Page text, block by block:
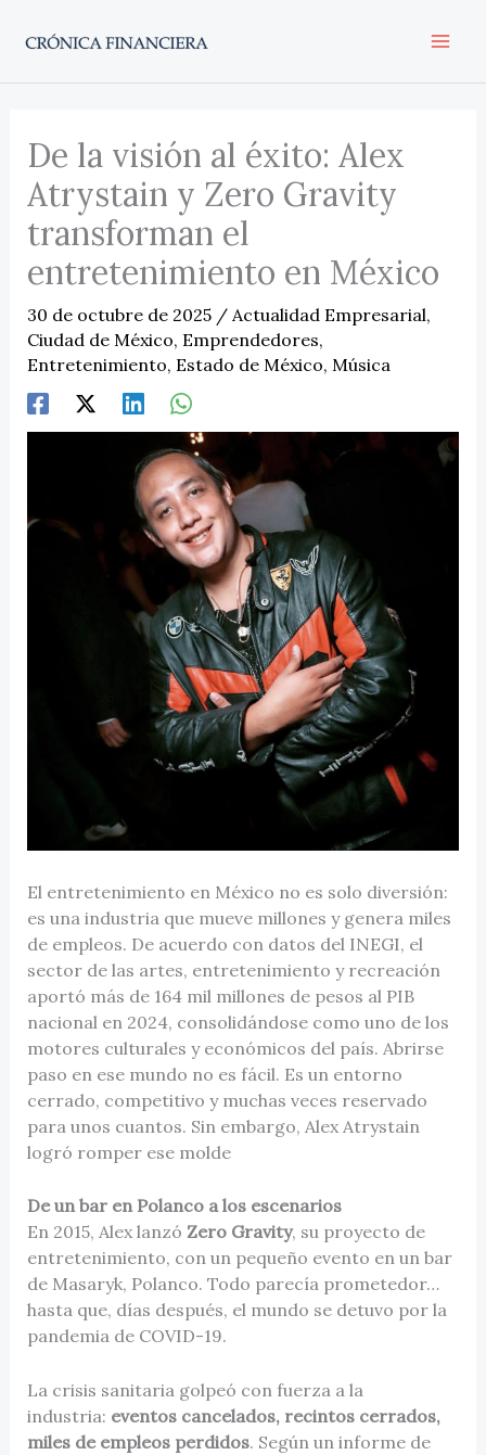
De la visión al éxito: Alex
Atrystain y Zero Gravity
transforman el
entretenimiento en México
30 de octubre de 2025 / Actualidad Empresarial,
Ciudad de México, Emprendedores,
Entretenimiento, Estado de México, Música
El entretenimiento en México no es solo diversión:
es una industria que mueve millones y genera miles
de empleos. De acuerdo con datos del INEGI, el
sector de las artes, entretenimiento y recreación
aportó más de 164 mil millones de pesos al PIB
nacional en 2024, consolidándose como uno de los
motores culturales y económicos del país. Abrirse
paso en ese mundo no es fácil. Es un entorno
cerrado, competitivo y muchas veces reservado
para unos cuantos. Sin embargo, Alex Atrystain
logró romper ese molde
De un bar en Polanco a los escenarios
En 2015, Alex lanzó Zero Gravity, su proyecto de
entretenimiento, con un pequeño evento en un bar
de Masaryk, Polanco. Todo parecía prometedor…
hasta que, días después, el mundo se detuvo por la
pandemia de COVID-19.
La crisis sanitaria golpeó con fuerza a la
industria: eventos cancelados, recintos cerrados,
miles de empleos perdidos. Según un informe de